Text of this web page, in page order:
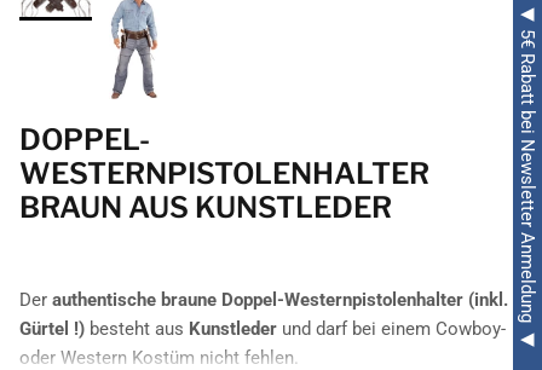
◀ 5€ Rabatt bei Newsletter Anmeldung ◀
DOPPEL-
WESTERNPISTOLENHALTER
BRAUN AUS KUNSTLEDER
Der authentische braune Doppel-Westernpistolenhalter (inkl.
Gürtel !) besteht aus Kunstleder und darf bei einem Cowboy-
oder Western Kostüm nicht fehlen.